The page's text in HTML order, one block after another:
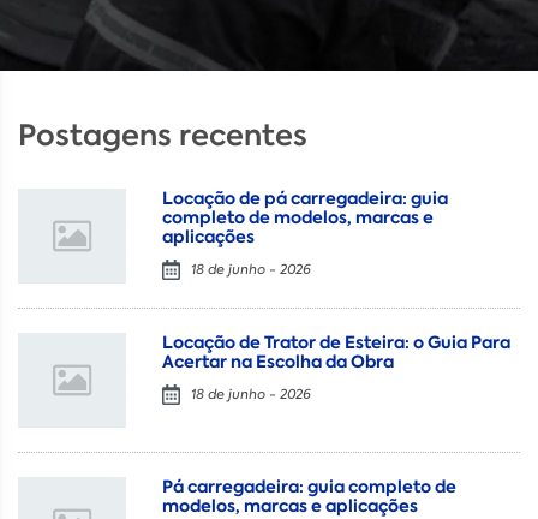
Postagens recentes
Locação de pá carregadeira: guia
completo de modelos, marcas e
aplicações
18 de junho - 2026
Locação de Trator de Esteira: o Guia Para
Acertar na Escolha da Obra
18 de junho - 2026
Pá carregadeira: guia completo de
modelos, marcas e aplicações